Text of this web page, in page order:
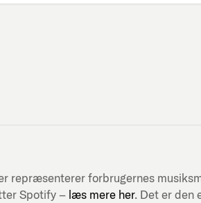
repræsenterer forbrugernes
Spotify – læs mere her. Det er den